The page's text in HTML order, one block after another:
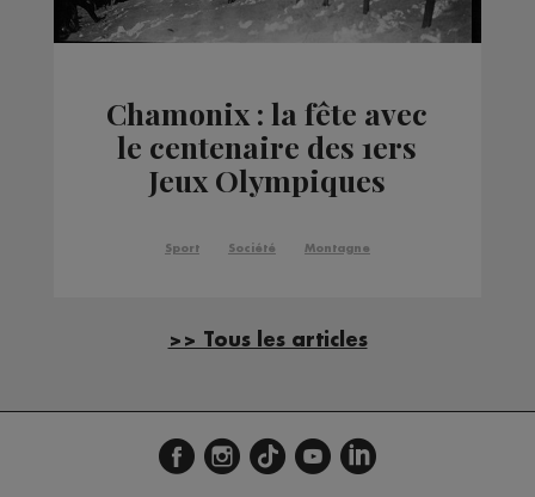
Chamonix : la fête avec
le centenaire des 1ers
Jeux Olympiques
Sport Société Montagne
>> Tous les articles